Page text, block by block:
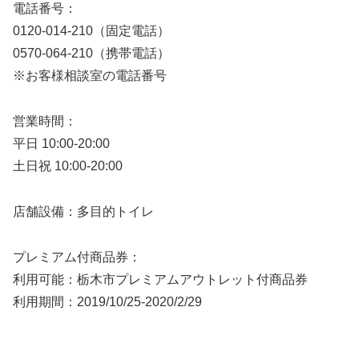
電話番号：
0120-014-210（固定電話）
0570-064-210（携帯電話）
※お客様相談室の電話番号
営業時間：
平日 10:00-20:00
土日祝 10:00-20:00
店舗設備：多目的トイレ
プレミアム付商品券：
利用可能：栃木市プレミアムアウトレット付商品券
利用期間：2019/10/25-2020/2/29